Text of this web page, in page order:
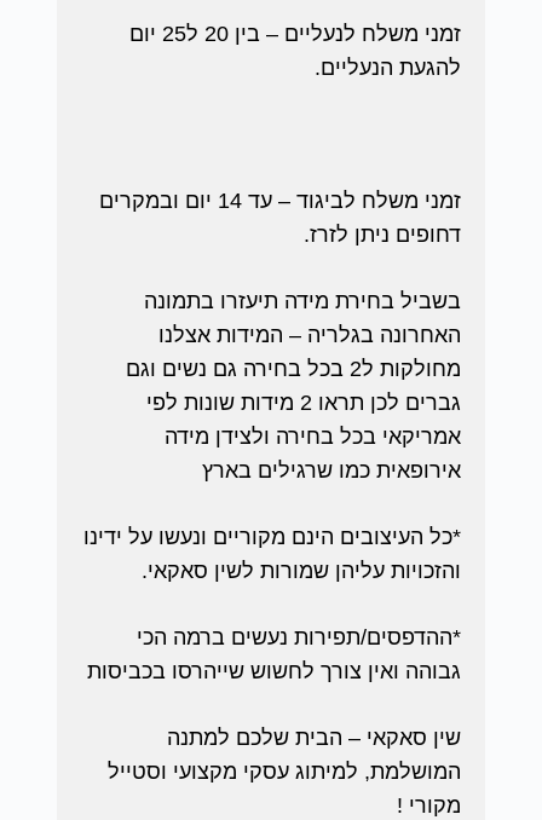
זמני משלח לנעליים – בין 20 ל25 יום
להגעת הנעליים.
זמני משלח לביגוד – עד 14 יום ובמקרים
דחופים ניתן לזרז.
בשביל בחירת מידה תיעזרו בתמונה
האחרונה בגלריה – המידות אצלנו
מחולקות ל2 בכל בחירה גם נשים וגם
גברים לכן תראו 2 מידות שונות לפי
אמריקאי בכל בחירה ולצידן מידה
אירופאית כמו שרגילים בארץ
*כל העיצובים הינם מקוריים ונעשו על ידינו
והזכויות עליהן שמורות לשין סאקאי.
*ההדפסים/תפירות נעשים ברמה הכי
גבוהה ואין צורך לחשוש שייהרסו בכביסות
שין סאקאי – הבית שלכם למתנה
המושלמת, למיתוג עסקי מקצועי וסטייל
מקורי !